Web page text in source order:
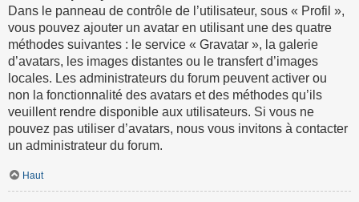
Dans le panneau de contrôle de l’utilisateur, sous « Profil »,
vous pouvez ajouter un avatar en utilisant une des quatre
méthodes suivantes : le service « Gravatar », la galerie
d’avatars, les images distantes ou le transfert d’images
locales. Les administrateurs du forum peuvent activer ou
non la fonctionnalité des avatars et des méthodes qu’ils
veuillent rendre disponible aux utilisateurs. Si vous ne
pouvez pas utiliser d’avatars, nous vous invitons à contacter
un administrateur du forum.
Haut